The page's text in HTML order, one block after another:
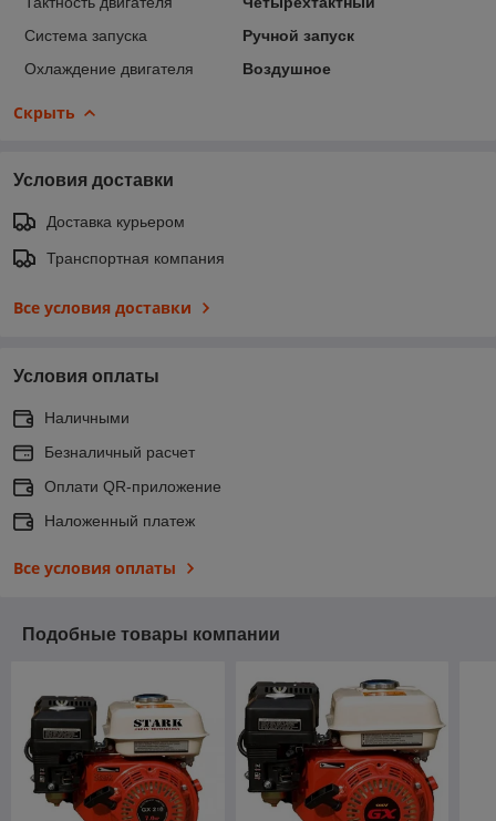
Система запуска
Ручной запуск
Охлаждение двигателя
Воздушное
Скрыть
Условия доставки
Доставка курьером
Транспортная компания
Все условия доставки
Условия оплаты
Наличными
Безналичный расчет
Оплати QR-приложение
Наложенный платеж
Все условия оплаты
Подобные товары компании